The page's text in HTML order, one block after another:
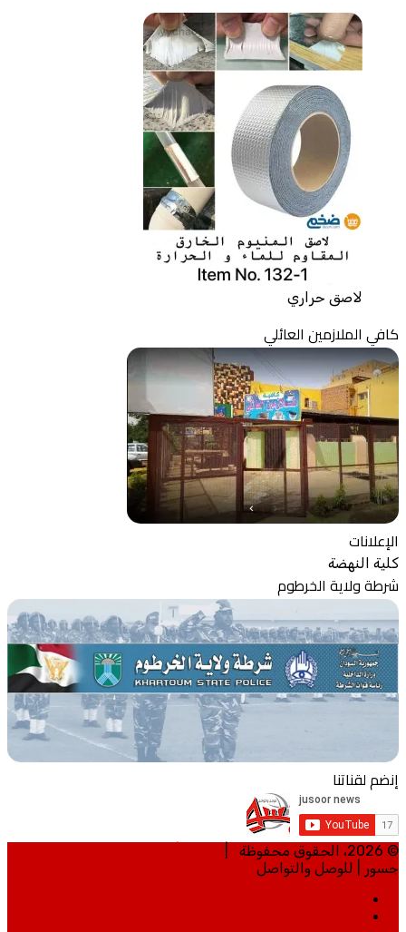
لاصق حراري
كافي الملازمين العائلي
الإعلانات
كلية النهضة
شرطة ولاية الخرطوم
إنضم لقناتنا
© 2026، الحقوق محفوظة |
جسور | للوصل والتواصل